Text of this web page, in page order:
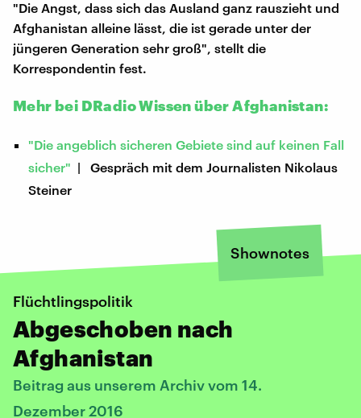
"Die Angst, dass sich das Ausland ganz rauszieht und
Afghanistan alleine lässt, die ist gerade unter der
jüngeren Generation sehr groß", stellt die
Korrespondentin fest.
Mehr bei DRadio Wissen über Afghanistan:
"Die angeblich sicheren Gebiete sind auf keinen Fall
sicher" | Gespräch mit dem Journalisten Nikolaus
Steiner
Shownotes
Flüchtlingspolitik
Abgeschoben nach
Afghanistan
Beitrag aus unserem Archiv vom 14.
Dezember 2016